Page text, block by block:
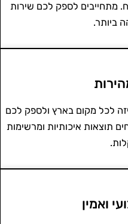
מתחייבים לספק לכם שירות
ביותר.
לכל מקום בארץ ולספק לכם
תוצאות איכותיות ומרשימות
ואמין